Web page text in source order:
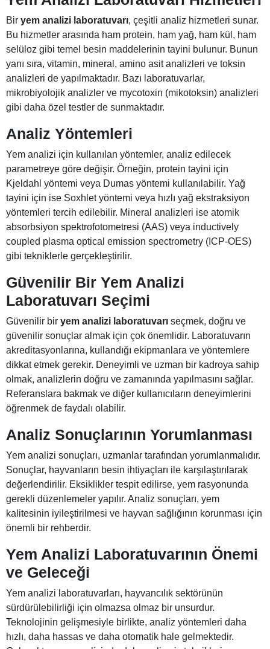
Bir yem analizi laboratuvarı, çeşitli analiz hizmetleri sunar.
Bu hizmetler arasında ham protein, ham yağ, ham kül, ham
selüloz gibi temel besin maddelerinin tayini bulunur. Bunun
yanı sıra, vitamin, mineral, amino asit analizleri ve toksin
analizleri de yapılmaktadır. Bazı laboratuvarlar,
mikrobiyolojik analizler ve mycotoxin (mikotoksin) analizleri
gibi daha özel testler de sunmaktadır.
Analiz Yöntemleri
Yem analizi için kullanılan yöntemler, analiz edilecek
parametreye göre değişir. Örneğin, protein tayini için
Kjeldahl yöntemi veya Dumas yöntemi kullanılabilir. Yağ
tayini için ise Soxhlet yöntemi veya hızlı yağ ekstraksiyon
yöntemleri tercih edilebilir. Mineral analizleri ise atomik
absorbsiyon spektrofotometresi (AAS) veya inductively
coupled plasma optical emission spectrometry (ICP-OES)
gibi tekniklerle gerçekleştirilir.
Güvenilir Bir Yem Analizi
Laboratuvarı Seçimi
Güvenilir bir yem analizi laboratuvarı seçmek, doğru ve
güvenilir sonuçlar almak için çok önemlidir. Laboratuvarın
akreditasyonlarına, kullandığı ekipmanlara ve yöntemlere
dikkat etmek gerekir. Deneyimli ve uzman bir kadroya sahip
olmak, analizlerin doğru ve zamanında yapılmasını sağlar.
Referanslara bakmak ve diğer kullanıcıların deneyimlerini
öğrenmek de faydalı olabilir.
Analiz Sonuçlarının Yorumlanması
Yem analizi sonuçları, uzmanlar tarafından yorumlanmalıdır.
Sonuçlar, hayvanların besin ihtiyaçları ile karşılaştırılarak
değerlendirilir. Eksiklikler tespit edilirse, yem rasyonunda
gerekli düzenlemeler yapılır. Analiz sonuçları, yem
kalitesinin iyileştirilmesi ve hayvan sağlığının korunması için
önemli bir rehberdir.
Yem Analizi Laboratuvarının Önemi
ve Geleceği
Yem analizi laboratuvarları, hayvancılık sektörünün
sürdürülebilirliği için olmazsa olmaz bir unsurdur.
Teknolojinin gelişmesiyle birlikte, analiz yöntemleri daha
hızlı, daha hassas ve daha otomatik hale gelmektedir.